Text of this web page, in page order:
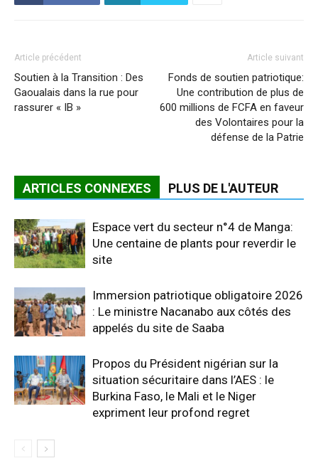
Article précédent
Soutien à la Transition : Des
Gaoualais dans la rue pour
rassurer « IB »
Article suivant
Fonds de soutien patriotique:
Une contribution de plus de
600 millions de FCFA en faveur
des Volontaires pour la
défense de la Patrie
ARTICLES CONNEXES PLUS DE L'AUTEUR
Espace vert du secteur n°4 de Manga:
Une centaine de plants pour reverdir le
site
Immersion patriotique obligatoire 2026
: Le ministre Nacanabo aux côtés des
appelés du site de Saaba
Propos du Président nigérian sur la
situation sécuritaire dans l’AES : le
Burkina Faso, le Mali et le Niger
expriment leur profond regret